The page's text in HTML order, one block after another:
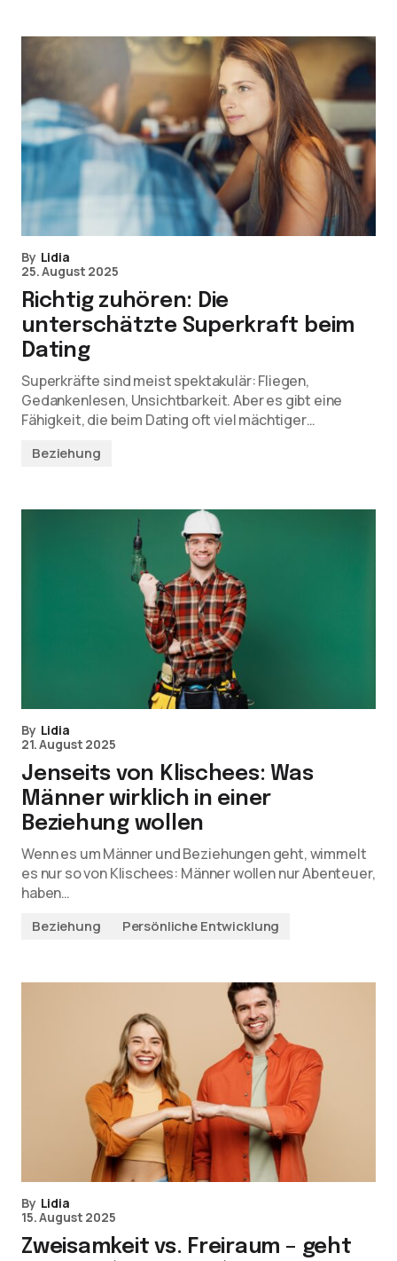
By Lidia
25. August 2025
Richtig zuhören: Die
unterschätzte Superkraft beim
Dating
Superkräfte sind meist spektakulär: Fliegen,
Gedankenlesen, Unsichtbarkeit. Aber es gibt eine
Fähigkeit, die beim Dating oft viel mächtiger…
Beziehung
By Lidia
21. August 2025
Jenseits von Klischees: Was
Männer wirklich in einer
Beziehung wollen
Wenn es um Männer und Beziehungen geht, wimmelt
es nur so von Klischees: Männer wollen nur Abenteuer,
haben…
Beziehung Persönliche Entwicklung
By Lidia
15. August 2025
Zweisamkeit vs. Freiraum – geht